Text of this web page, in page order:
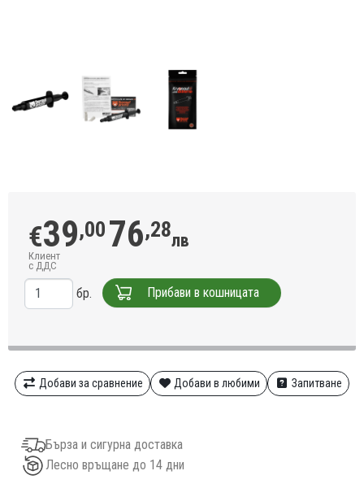
€39,00 76,28лв
Клиент
с ДДС
бр. Прибави в кошницата
Добави за сравнение Добави в любими Запитване
Бърза и сигурна доставка
Лесно връщане до 14 дни